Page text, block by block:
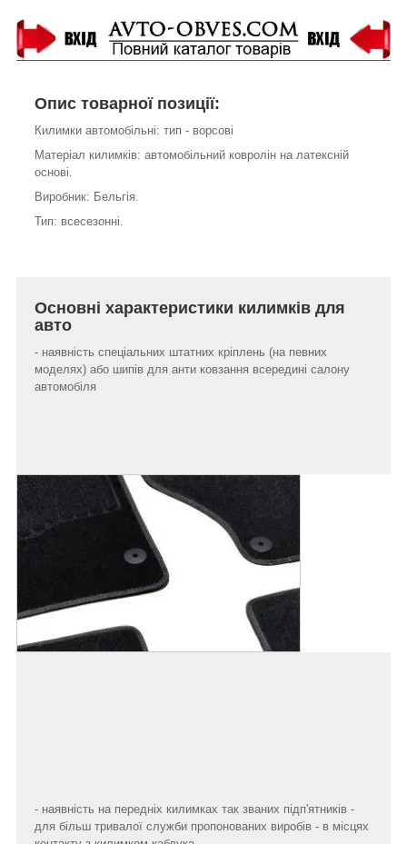
Опис товарної позиції:
Килимки автомобільні: тип - ворсові
Матеріал килимків: автомобільний ковролін на латексній
основі.
Виробник: Бельгія.
Тип: всесезонні.
Основні характеристики килимків для
авто
- наявність спеціальних штатних кріплень (на певних
моделях) або шипів для анти ковзання всередині салону
автомобіля
- наявність на передніх килимках так званих підп'ятників -
для більш тривалої служби пропонованих виробів - в місцях